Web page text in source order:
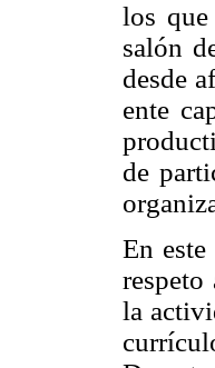
los que
salón
desde
ente
de
En
la